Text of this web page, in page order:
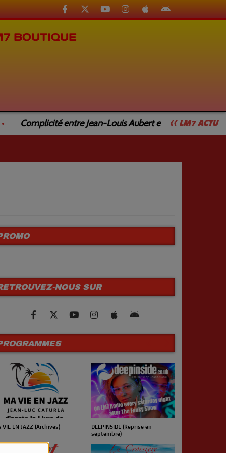
BOUTIQUE
<< LM7 ACTU
Complicité entre Jean-Louis Aubert et Jean-Luc Caturla
NOUS SUR
VIE EN JAZZ (Archives)
DEEPINSIDE (Reprise en
septembre)